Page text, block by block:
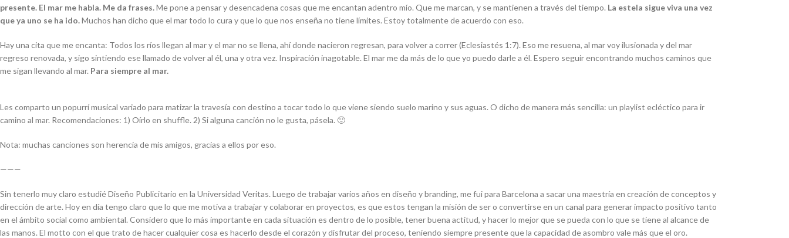
presente. El mar me habla. Me da frases.Me pone a pensar y desencadena cosas que me encantan adentro mío. Que me marcan, y se mantienen a través del tiempo. La estela sigue viva una vez
que ya uno se ha ido.Muchos han dicho que el mar todo lo cura y que lo que nos enseña no tiene límites. Estoy totalmente de acuerdo con eso.
Hay una cita que me encanta: Todos los ríos llegan al mar y el mar no se llena, ahí donde nacieron regresan, para volver a correr(Eclesiastés 1:7). Eso me resuena, al mar voy ilusionada y del mar
regreso renovada, y sigo sintiendo ese llamado de volver al él, una y otra vez. Inspiración inagotable. El mar me da más de lo que yo puedo darle a él. Espero seguir encontrando muchos caminos que
me sigan llevando al mar. Para siempre al mar.
Les comparto un popurrí musical variado para matizar la travesía con destino a tocar todo lo que viene siendo suelo marino y sus aguas. O dicho de manera más sencilla: un playlist ecléctico para ir
camino al mar. Recomendaciones: 1) Oírlo en shuffle. 2) Si alguna canción no le gusta, pásela. 🙂
Nota: muchas canciones son herencia de mis amigos, gracias a ellos por eso.
———
Sin tenerlo muy claro estudié Diseño Publicitario en la Universidad Veritas. Luego de trabajar varios años en diseño y branding, me fui para Barcelona a sacar una maestría en creación de conceptos y
dirección de arte. Hoy en día tengo claro que lo que me motiva a trabajar y colaborar en proyectos, es que estos tengan la misión de ser o convertirse en un canal para generar impacto positivo tanto
en el ámbito social como ambiental. Considero que lo más importante en cada situación es dentro de lo posible, tener buena actitud, y hacer lo mejor que se pueda con lo que se tiene al alcance de
las manos. El motto con el que trato de hacer cualquier cosa es hacerlo desde el corazón y disfrutar del proceso, teniendo siempre presente que la capacidad de asombro vale más que el oro.